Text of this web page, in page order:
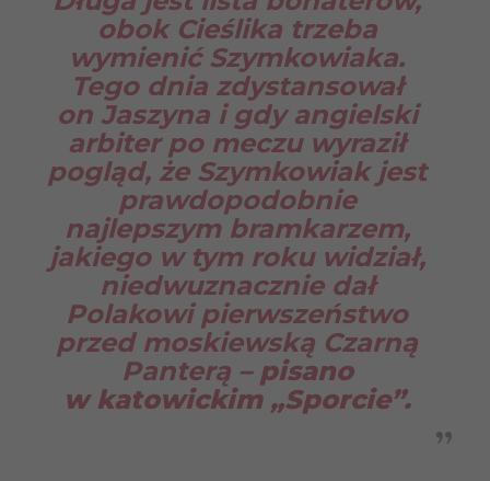
obok Cieślika trzeba
wymienić Szymkowiaka.
Tego dnia zdystansował
on Jaszyna i gdy angielski
arbiter po meczu wyraził
pogląd, że Szymkowiak jest
prawdopodobnie
najlepszym bramkarzem,
jakiego w tym roku widział,
niedwuznacznie dał
Polakowi pierwszeństwo
przed moskiewską Czarną
Panterą – pisano
w katowickim „Sporcie”.